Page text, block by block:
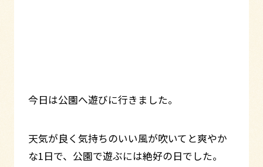
今日は公園へ遊びに行きました。
天気が良く気持ちのいい風が吹いてと爽やか
な1日で、公園で遊ぶには絶好の日でした。